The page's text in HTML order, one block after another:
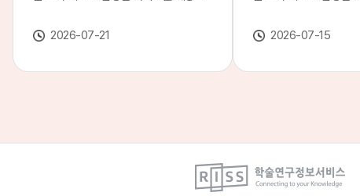
합니다.※ 서비스 점검 작업 일시 : 7월
24일(금) 19:00 ~ 7월 25일(토) 08:00
안 서비스가 일시 중지될 수 있으니, 이
2026-07-21
합니다.※ 서비스 점검 작
일(화) 19:00 ~ 7월 22
서비스가일시 중지될
2026-07-15